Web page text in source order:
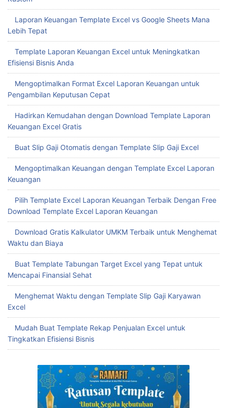
Laporan Keuangan Template Excel vs Google Sheets Mana
Lebih Tepat
Template Laporan Keuangan Excel untuk Meningkatkan
Efisiensi Bisnis Anda
Mengoptimalkan Format Excel Laporan Keuangan untuk
Pengambilan Keputusan Cepat
Hadirkan Kemudahan dengan Download Template Laporan
Keuangan Excel Gratis
Buat Slip Gaji Otomatis dengan Template Slip Gaji Excel
Mengoptimalkan Keuangan dengan Template Excel Laporan
Keuangan
Pilih Template Excel Laporan Keuangan Terbaik Dengan Free
Download Template Excel Laporan Keuangan
Download Gratis Kalkulator UMKM Terbaik untuk Menghemat
Waktu dan Biaya
Buat Template Tabungan Target Excel yang Tepat untuk
Mencapai Finansial Sehat
Menghemat Waktu dengan Template Slip Gaji Karyawan
Excel
Mudah Buat Template Rekap Penjualan Excel untuk
Tingkatkan Efisiensi Bisnis